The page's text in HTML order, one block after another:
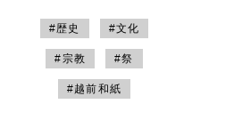
#歴史 #文化
#宗教 #祭
#越前和紙